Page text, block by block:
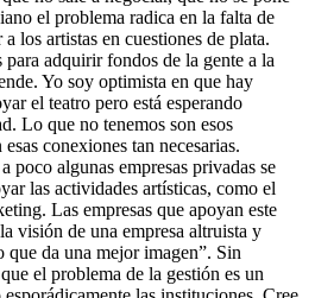
el problema radica en la falta de
los artistas en cuestiones de plata.
adquirir fondos de la gente a la
Yo soy optimista en que hay
el teatro pero está esperando
Lo que no tenemos son esos
conexiones tan necesarias.
poco algunas empresas privadas se
las actividades artísticas, como el
Las empresas que apoyan este
visión de una empresa altruista y
da una mejor imagen”. Sin
el problema de la gestión es un